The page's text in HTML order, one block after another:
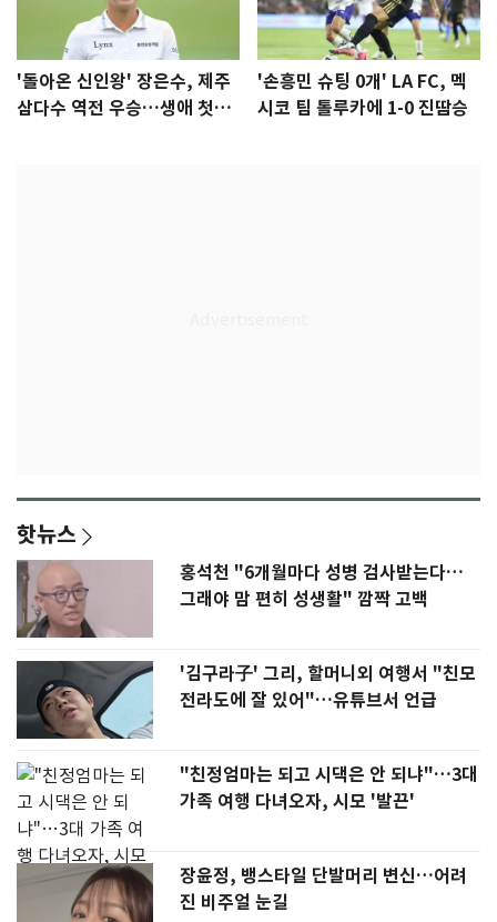
'돌아온 신인왕' 장은수, 제주
삼다수 역전 우승…생애 첫승
'손흥민 슈팅 0개' LA FC, 멕
시코 팀 톨루카에 1-0 진땀승
핫뉴스
홍석천 "6개월마다 성병 검사받는다…
그래야 맘 편히 성생활" 깜짝 고백
'김구라子' 그리, 할머니외 여행서 "친모
전라도에 잘 있어"…유튜브서 언급
"친정엄마는 되고 시댁은 안 되냐"…3대
가족 여행 다녀오자, 시모 '발끈'
장윤정, 뱅스타일 단발머리 변신…어려
진 비주얼 눈길